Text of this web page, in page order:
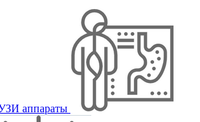
аппараты